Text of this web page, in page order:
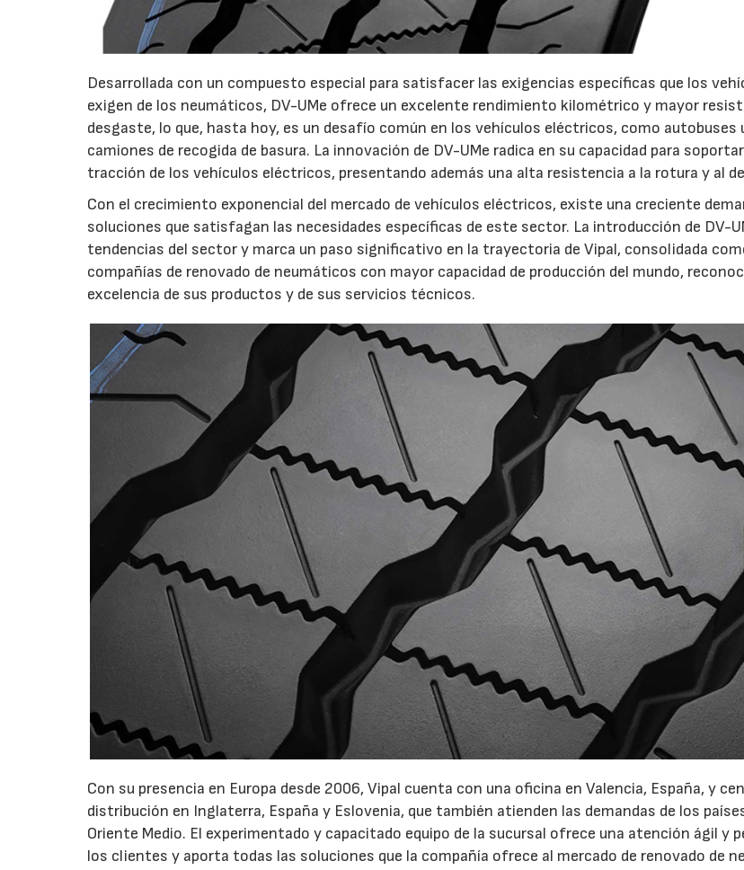
Desarrollada con un compuesto especial para satisfacer las exigencias específicas que los
exigen de los neumáticos, DV-UMe ofrece un excelente rendimiento kilométrico y mayor
desgaste, lo que, hasta hoy, es un desafío común en los vehículos eléctricos, como autobuses
camiones de recogida de basura. La innovación de DV-UMe radica en su capacidad para
tracción de los vehículos eléctricos, presentando además una alta resistencia a la rotura y al
Con el crecimiento exponencial del mercado de vehículos eléctricos, existe una creciente
soluciones que satisfagan las necesidades específicas de este sector. La introducción de DV-
tendencias del sector y marca un paso significativo en la trayectoria de Vipal, consolidada
compañías de renovado de neumáticos con mayor capacidad de producción del mundo,
excelencia de sus productos y de sus servicios técnicos.
Con su presencia en Europa desde 2006, Vipal cuenta con una oficina en Valencia, España, y
distribución en Inglaterra, España y Eslovenia, que también atienden las demandas de los
Oriente Medio. El experimentado y capacitado equipo de la sucursal ofrece una atención ágil y
los clientes y aporta todas las soluciones que la compañía ofrece al mercado de renovado de
07/07/2026